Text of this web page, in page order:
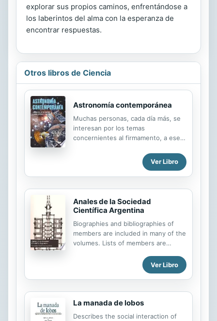
explorar sus propios caminos, enfrentándose a
los laberintos del alma con la esperanza de
encontrar respuestas.
Otros libros de Ciencia
Astronomía contemporánea
Muchas personas, cada día más, se
interesan por los temas
concernientes al firmamento, a ese
una noche oscura y a los fenómenos
que en él ocurren. El mundo de la
Astronomía es tan amplio, abarca
mano un compendio de los
conocimientos existentes al
respecto, aunque de forma precisa
pero sucinta, de fácil lectura y
asequible a aquéllos que quieran
que nos rodea. Más de 100
imágenes a color complementarias al
a...
Ver Libro
Anales de la Sociedad
Científica Argentina
Biographies and bibliographies of
members are included in many of the
volumes. Lists of members are
Ver Libro
La manada de lobos
Describes the social interaction of